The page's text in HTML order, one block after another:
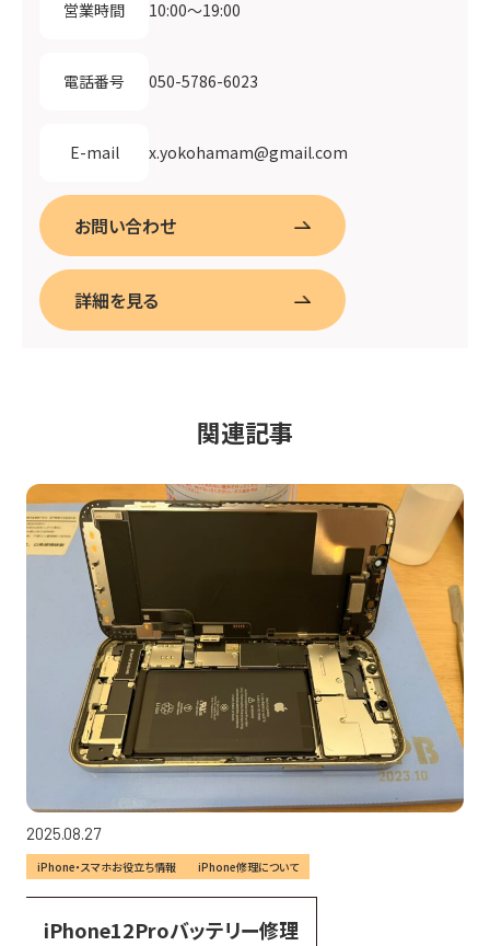
営業時間 10:00〜19:00
電話番号 050-5786-6023
E-mail x.yokohamam@gmail.com
お問い合わせ
詳細を見る
関連記事
2025.08.27
iPhone・スマホお役立ち情報 iPhone修理について
iPhone12Proバッテリー修理